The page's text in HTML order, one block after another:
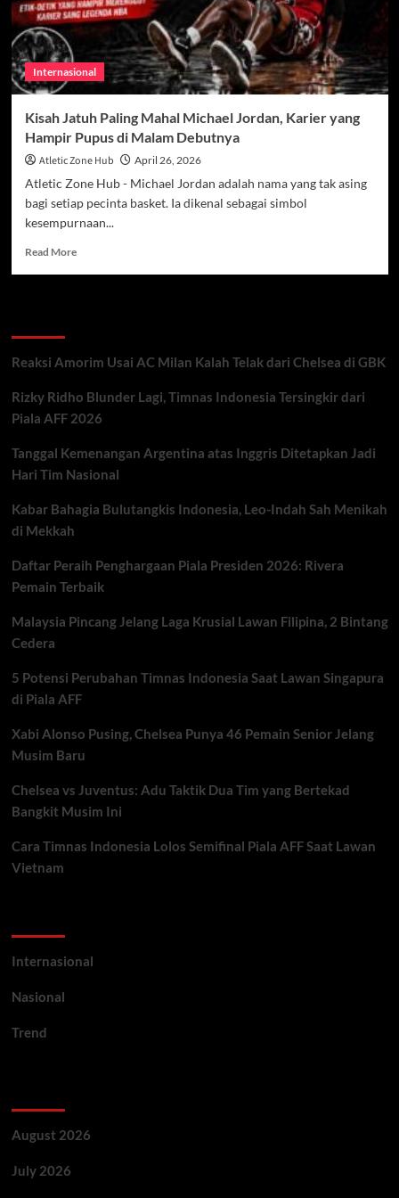
Internasional
Kisah Jatuh Paling Mahal Michael Jordan, Karier yang
Hampir Pupus di Malam Debutnya
Atletic Zone Hub April 26, 2026
Atletic Zone Hub - Michael Jordan adalah nama yang tak asing
bagi setiap pecinta basket. Ia dikenal sebagai simbol
kesempurnaan...
Read MoreRead
Michael
Karier
yang
Pupus
di
Debutnya
Reaksi Amorim Usai AC Milan Kalah Telak dari Chelsea di GBK
Rizky Ridho Blunder Lagi, Timnas Indonesia Tersingkir dari
Piala AFF 2026
Tanggal Kemenangan Argentina atas Inggris Ditetapkan Jadi
Hari Tim Nasional
Kabar Bahagia Bulutangkis Indonesia, Leo-Indah Sah Menikah
di Mekkah
Daftar Peraih Penghargaan Piala Presiden 2026: Rivera
Pemain Terbaik
Malaysia Pincang Jelang Laga Krusial Lawan Filipina, 2 Bintang
Cedera
5 Potensi Perubahan Timnas Indonesia Saat Lawan Singapura
di Piala AFF
Xabi Alonso Pusing, Chelsea Punya 46 Pemain Senior Jelang
Musim Baru
Chelsea vs Juventus: Adu Taktik Dua Tim yang Bertekad
Bangkit Musim Ini
Cara Timnas Indonesia Lolos Semifinal Piala AFF Saat Lawan
Vietnam
Internasional
Nasional
Trend
August 2026
July 2026